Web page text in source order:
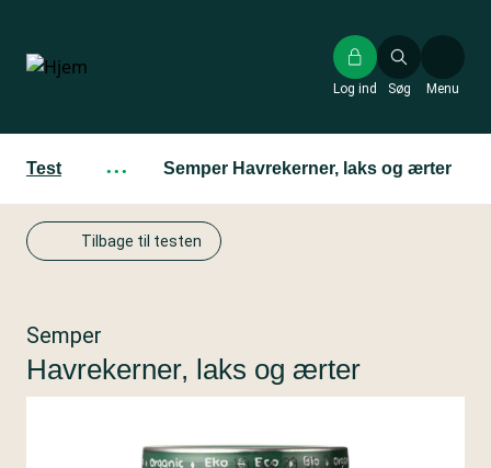
hovedindhold
Søg
Log ind Menu
Test ··· Semper Havrekerner, laks og ærter
Tilbage til testen
Semper
Havrekerner, laks og ærter